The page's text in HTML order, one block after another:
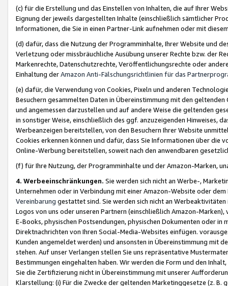
(c) für die Erstellung und das Einstellen von Inhalten, die auf Ihrer
Eignung der jeweils dargestellten Inhalte (einschließlich sämtlicher
Informationen, die Sie in einen Partner-Link aufnehmen oder mit
(d) dafür, dass die Nutzung der Programminhalte, Ihrer Website und
Verletzung oder missbräuchliche Ausübung unserer Rechte bzw. der
Markenrechte, Datenschutzrechte, Veröffentlichungsrechte oder
Einhaltung derAmazon Anti-Fälschungsrichtlinien für das
(e) dafür, die Verwendung von Cookies, Pixeln und anderen
Besuchern gesammelten Daten in Übereinstimmung mit den
und angemessen darzustellen und auf andere Weise die geltenden
in sonstiger Weise, einschließlich des ggf. anzuzeigenden Hinweises,
Werbeanzeigen bereitstellen, von den Besuchern Ihrer Website
Cookies erkennen können und dafür, dass Sie Informationen über die
Online-Werbung bereitstellen, soweit nach den anwendbaren
(f) für Ihre Nutzung, der Programminhalte und der Amazon-Marken,
4. Werbeeinschränkungen. Sie werden sich nicht an Werbe-,
Unternehmen oder in Verbindung mit einer Amazon-Website oder
Vereinbarung gestattet sind. Sie werden sich nicht an
Logos von uns oder unseren Partnern (einschließlich Amazon-
E-Books, physischen Postsendungen, physischen Dokumenten oder in
Direktnachrichten von Ihren Social-Media-Websites einfügen.
Kunden angemeldet werden) und ansonsten in Übereinstimmung mit
stehen. Auf unser Verlangen stellen Sie uns repräsentative
Bestimmungen eingehalten haben. Wir werden die Form und den
Sie die Zertifizierung nicht in Übereinstimmung mit unserer
Klarstellung: (i) Für die Zwecke der geltenden Marketinggesetze (z. B.